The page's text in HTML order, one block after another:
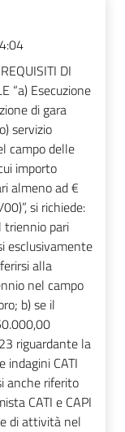
DI
“a) Esecuzione
di gara
servizio
campo delle
importo
almeno ad €
si richiede:
triennio pari
esclusivamente
alla
nel campo
b) se il
riguardante la
indagini CATI
anche riferito
CATI e CAPI
di attività nel